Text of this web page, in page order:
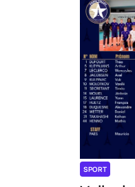
SPORT